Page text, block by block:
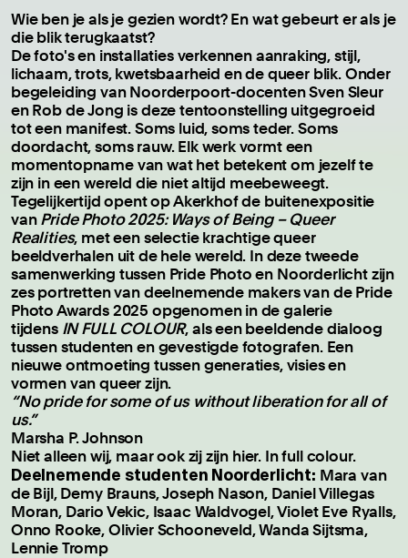
Wie ben je als je gezien wordt? En wat gebeurt er als je
die blik terugkaatst?
De foto's en installaties verkennen aanraking, stijl,
lichaam, trots, kwetsbaarheid en de queer blik. Onder
begeleiding van Noorderpoort-docenten Sven Sleur
en Rob de Jong is deze tentoonstelling uitgegroeid
tot een manifest. Soms luid, soms teder. Soms
doordacht, soms rauw. Elk werk vormt een
momentopname van wat het betekent om jezelf te
zijn in een wereld die niet altijd meebeweegt.
Tegelijkertijd opent op Akerkhof de buitenexpositie
vanPride Photo 2025: Ways of Being – Queer
Realities, met een selectie krachtige queer
beeldverhalen uit de hele wereld. In deze tweede
samenwerking tussen Pride Photo en Noorderlicht zijn
zes portretten van deelnemende makers van de Pride
Photo Awards 2025 opgenomen in de galerie
tijdens IN FULL COLOUR, als een beeldende dialoog
tussen studenten en gevestigde fotografen. Een
nieuwe ontmoeting tussen generaties, visies en
vormen van queer zijn.
“No pride for some of us without liberation for all of
us.”
Marsha P. Johnson
Niet alleen wij, maar ook zij zijn hier. In full colour.
Deelnemende studenten Noorderlicht: Mara van
de Bijl, Demy Brauns, Joseph Nason, Daniel Villegas
Moran, Dario Vekic, Isaac Waldvogel, Violet Eve Ryalls,
Onno Rooke, Olivier Schooneveld, Wanda Sijtsma,
Lennie Tromp